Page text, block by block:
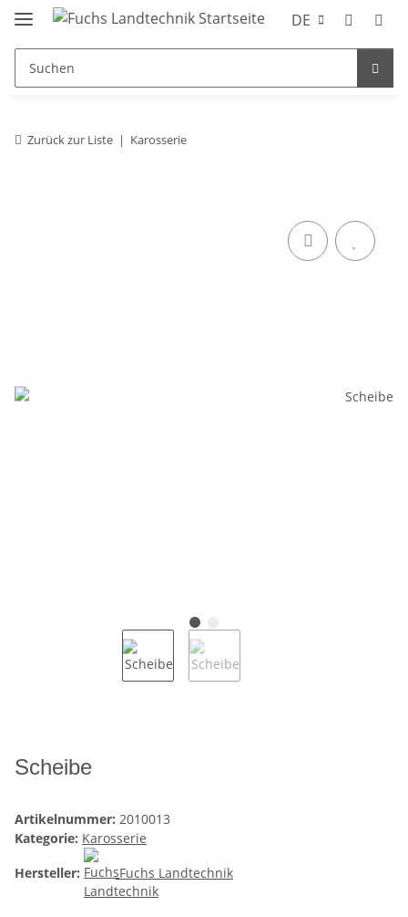
DE
Zurück zur Liste Karosserie
Scheibe
Artikelnummer: 2010013
Kategorie: Karosserie
Hersteller:
Fuchs Landtechnik